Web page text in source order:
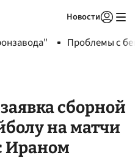
Новости
Проблемы с
сборной
на матчи
Ираном